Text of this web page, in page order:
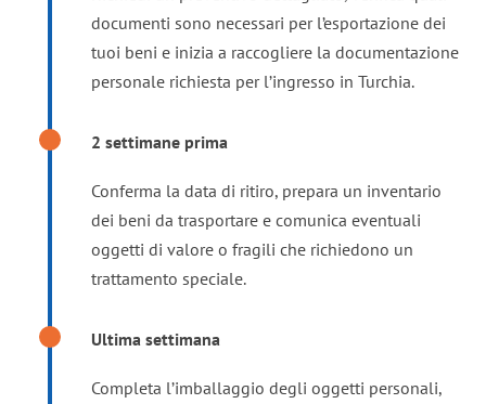
documenti sono necessari per l’esportazione dei
tuoi beni e inizia a raccogliere la documentazione
personale richiesta per l’ingresso in Turchia.
2 settimane prima
Conferma la data di ritiro, prepara un inventario
dei beni da trasportare e comunica eventuali
oggetti di valore o fragili che richiedono un
trattamento speciale.
Ultima settimana
Completa l’imballaggio degli oggetti personali,